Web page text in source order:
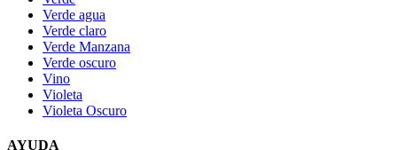
Verde agua
Verde claro
Verde Manzana
Verde oscuro
Vino
Violeta
Violeta Oscuro
AYUDA